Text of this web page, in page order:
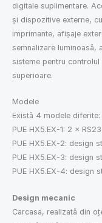
digitale suplimentare.
și dispozitive externe,
imprimante, afișaje
semnalizare
sisteme pentru
superioare.
Modele
Există 4 modele diferite:
PUE HX5.EX-1: 2 ×
PUE HX5.EX-2: design
PUE HX5.EX-3: design
PUE HX5.EX-4: design
Design mecanic
Carcasa, realizată din